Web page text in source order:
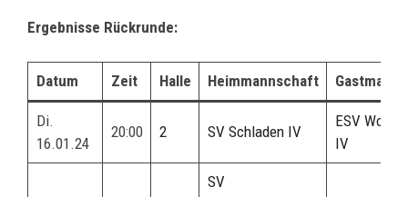
Ergebnisse Rückrunde:
Datum Zeit Halle Heimmannschaft
Di.
16.01.24
20:00 2 SV Schladen IV
ESV
IV
SV